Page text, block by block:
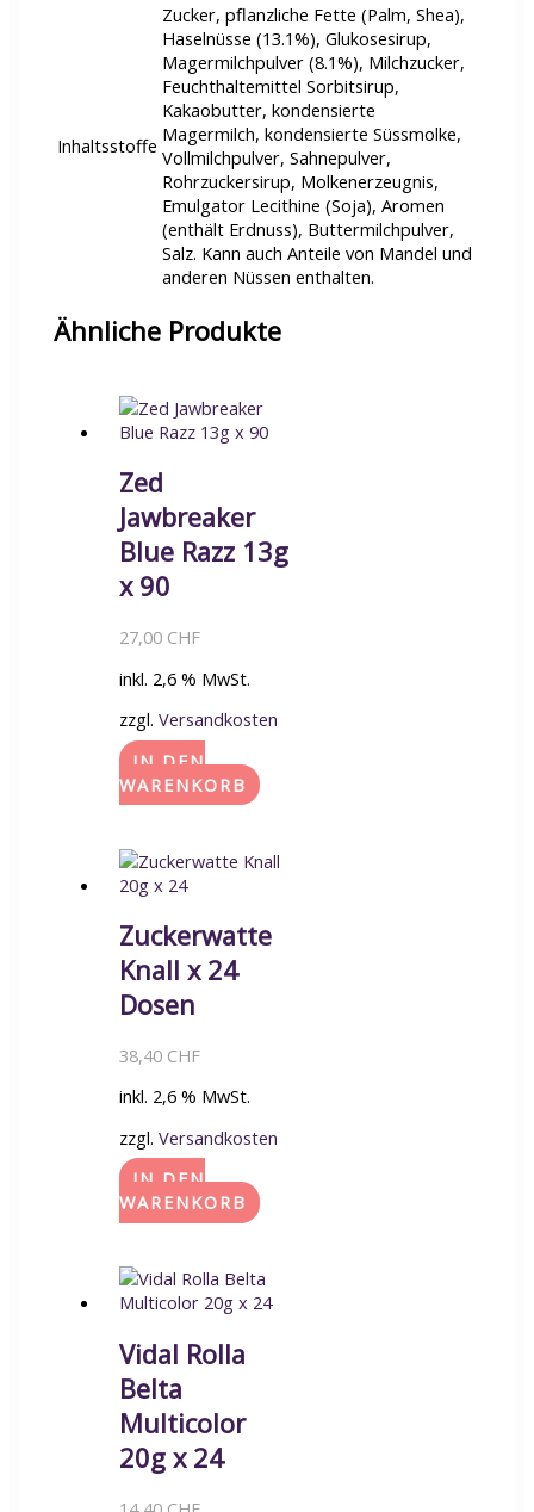
Inhaltsstoffe
Zucker, pflanzliche Fette (Palm, Shea),
Haselnüsse (13.1%), Glukosesirup,
Magermilchpulver (8.1%), Milchzucker,
Feuchthaltemittel Sorbitsirup,
Kakaobutter, kondensierte
Magermilch, kondensierte Süssmolke,
Vollmilchpulver, Sahnepulver,
Rohrzuckersirup, Molkenerzeugnis,
Emulgator Lecithine (Soja), Aromen
(enthält Erdnuss), Buttermilchpulver,
Salz. Kann auch Anteile von Mandel und
anderen Nüssen enthalten.
Ähnliche Produkte
Zed
Jawbreaker
Blue Razz 13g
x 90
27,00 CHF
inkl. 2,6 % MwSt.
zzgl. Versandkosten
IN DEN
WARENKORB
Zuckerwatte
Knall x 24
Dosen
38,40 CHF
inkl. 2,6 % MwSt.
zzgl. Versandkosten
IN DEN
WARENKORB
Vidal Rolla
Belta
Multicolor
20g x 24